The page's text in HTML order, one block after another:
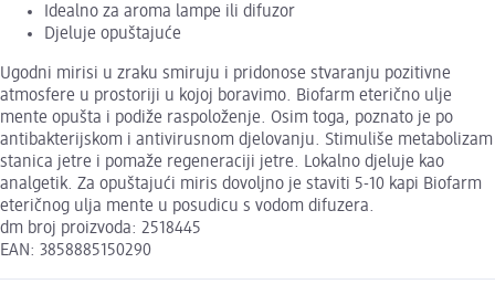
Idealno za aroma lampe ili difuzor
Djeluje opuštajuće
Ugodni mirisi u zraku smiruju i pridonose stvaranju pozitivne
atmosfere u prostoriji u kojoj boravimo. Biofarm eterično ulje
mente opušta i podiže raspoloženje. Osim toga, poznato je po
antibakterijskom i antivirusnom djelovanju. Stimuliše metabolizam
stanica jetre i pomaže regeneraciji jetre. Lokalno djeluje kao
analgetik. Za opuštajući miris dovoljno je staviti 5-10 kapi Biofarm
eteričnog ulja mente u posudicu s vodom difuzera.
dm broj proizvoda: 2518445
EAN: 3858885150290